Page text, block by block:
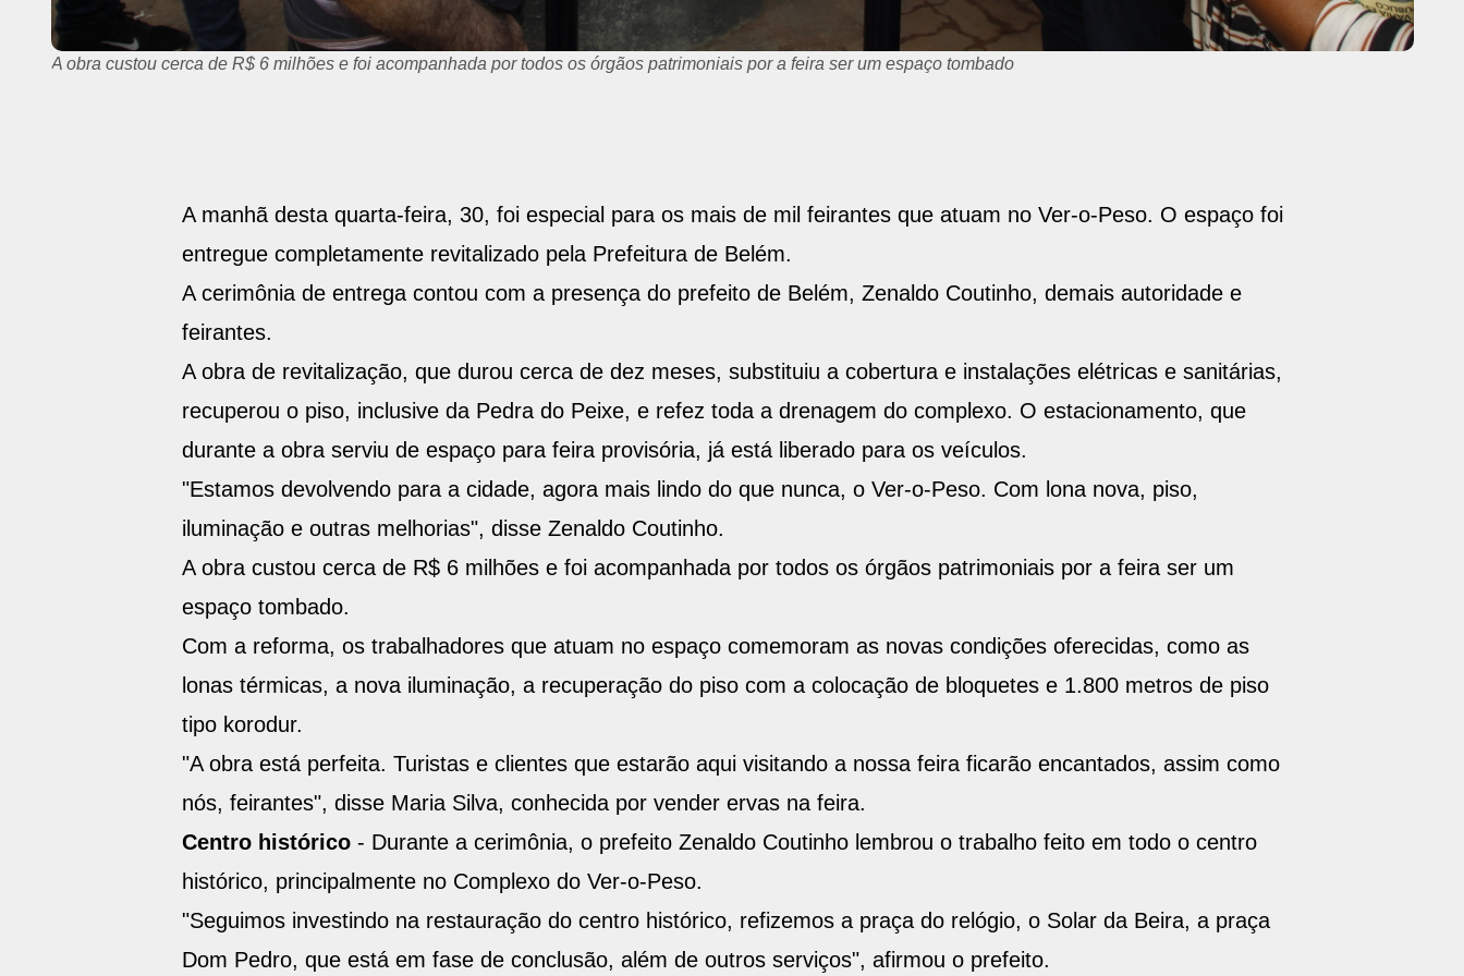
Nova Pedra do Peixe foi entregue nesta quarta, 30, com a reforma do Ver-o-Peso
A manhã desta quarta-feira, 30, foi especial para os mais de mil feirantes que atuam no Ver-o-Peso. O espaço foi
entregue completamente revitalizado pela Prefeitura de Belém.
A cerimônia de entrega contou com a presença do prefeito de Belém, Zenaldo Coutinho, demais autoridade e
feirantes.
A obra de revitalização, que durou cerca de dez meses, substituiu a cobertura e instalações elétricas e sanitárias,
recuperou o piso, inclusive da Pedra do Peixe, e refez toda a drenagem do complexo. O estacionamento, que
durante a obra serviu de espaço para feira provisória, já está liberado para os veículos.
"Estamos devolvendo para a cidade, agora mais lindo do que nunca, o Ver-o-Peso. Com lona nova, piso,
iluminação e outras melhorias", disse Zenaldo Coutinho.
A obra custou cerca de R$ 6 milhões e foi acompanhada por todos os órgãos patrimoniais por a feira ser um
espaço tombado.
Com a reforma, os trabalhadores que atuam no espaço comemoram as novas condições oferecidas, como as
lonas térmicas, a nova iluminação, a recuperação do piso com a colocação de bloquetes e 1.800 metros de piso
tipo korodur.
"A obra está perfeita. Turistas e clientes que estarão aqui visitando a nossa feira ficarão encantados, assim como
nós, feirantes", disse Maria Silva, conhecida por vender ervas na feira.
Centro histórico - Durante a cerimônia, o prefeito Zenaldo Coutinho lembrou o trabalho feito em todo o centro
histórico, principalmente no Complexo do Ver-o-Peso.
"Seguimos investindo na restauração do centro histórico, refizemos a praça do relógio, o Solar da Beira, a praça
Dom Pedro, que está em fase de conclusão, além de outros serviços", afirmou o prefeito.